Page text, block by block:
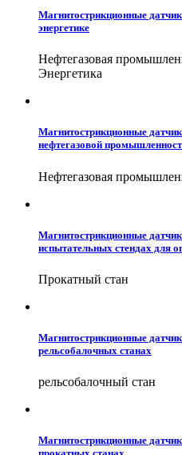
Магнитострикционные
энергетике
Нефтегазовая
Энергетика
Магнитострикционные
нефтегазовой
Нефтегазовая
Магнитострикционные
испытательных стендах для
Прокатный стан
Магнитострикционные
рельсобалочных станах
рельсобалочный стан
Магнитострикционные